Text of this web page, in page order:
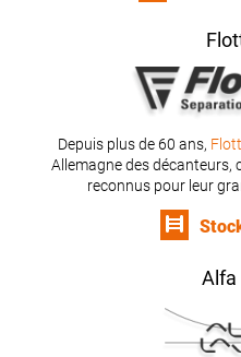
Depuis plus de 60 ans,
Allemagne des
reconnus pour leur
Alfa